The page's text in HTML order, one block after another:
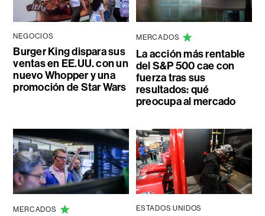
NEGOCIOS
Burger King dispara sus
ventas en EE.UU. con un
nuevo Whopper y una
promoción de Star Wars
MERCADOS
La acción más rentable
del S&P 500 cae con
fuerza tras sus
resultados: qué
preocupa al mercado
MERCADOS ESTADOS UNIDOS